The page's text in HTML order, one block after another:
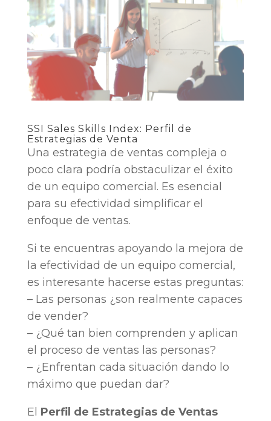
SSI Sales Skills Index: Perfil de
Estrategias de Venta
Una estrategia de ventas compleja o
poco clara podría obstaculizar el éxito
de un equipo comercial. Es esencial
para su efectividad simplificar el
enfoque de ventas.
Si te encuentras apoyando la mejora de
la efectividad de un equipo comercial,
es interesante hacerse estas preguntas:
– Las personas ¿son realmente capaces
de vender?
– ¿Qué tan bien comprenden y aplican
el proceso de ventas las personas?
– ¿Enfrentan cada situación dando lo
máximo que puedan dar?
El Perfil de Estrategias de Ventas